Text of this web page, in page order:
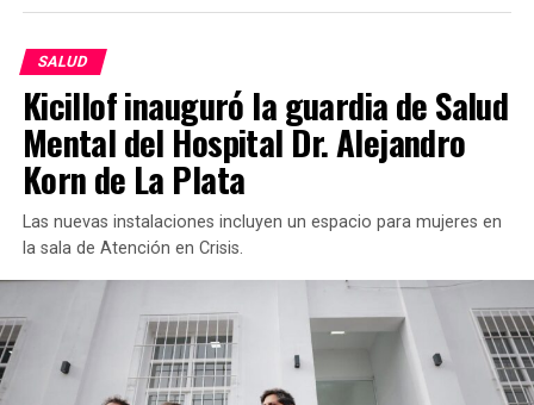
del 6% de la mortalidad infantil y de un 37% de la
mortalidad materna. Ya no caben dudas: el de Milei
es el gobierno más insensible que ha tenido la
democracia argentina”.
SALUD
Kicillof inauguró la guardia de Salud
Mental del Hospital Dr. Alejandro
Korn de La Plata
Las nuevas instalaciones incluyen un espacio para mujeres en
la sala de Atención en Crisis.